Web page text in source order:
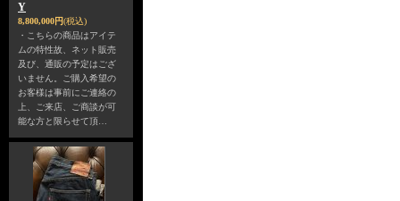
Y
8,800,000円(税込)
・こちらの商品はアイテ
ムの特性故、ネット販売
及び、通販の予定はござ
いません。ご購入希望の
お客様は事前にご連絡の
上、ご来店、ご商談が可
能な方と限らせて頂…